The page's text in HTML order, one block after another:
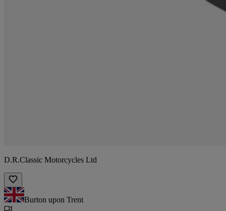
D.R.Classic Motorcycles Ltd
Burton upon Trent